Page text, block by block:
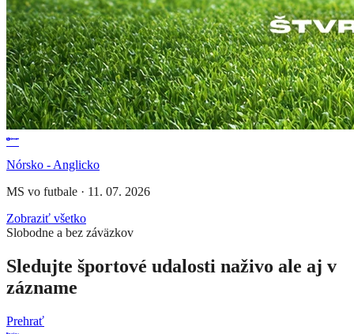
Nórsko - Anglicko
MS vo futbale · 11. 07. 2026
Zobraziť všetko
Slobodne a bez záväzkov
Sledujte športové udalosti naživo ale aj v
zázname
Prehrať